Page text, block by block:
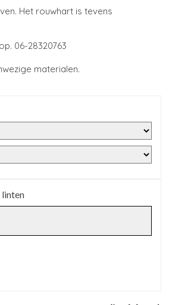
Het rouwhart is tevens
06-28320763
materialen.
linten